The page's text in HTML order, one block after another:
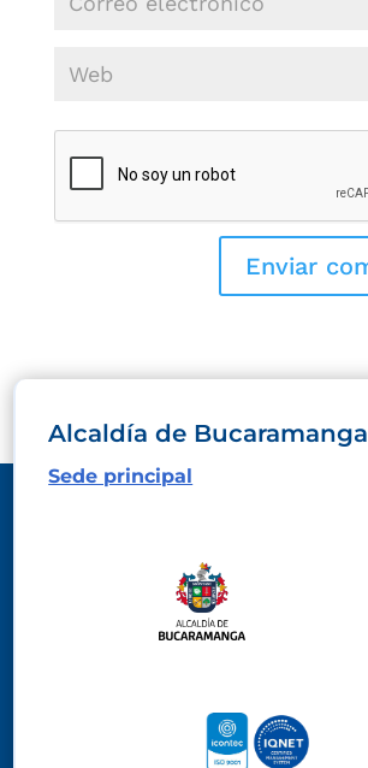
Alcaldía de Bucaramanga
Sede principal